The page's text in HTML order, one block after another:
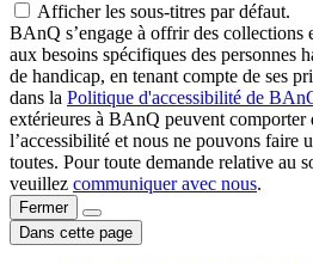
Afficher les sous-titres par défaut.
BAnQ s’engage à offrir des collections
aux besoins spécifiques des personnes
de handicap, en tenant compte de ses
dans la Politique d'accessibilité de
extérieures à BAnQ peuvent comporter
l’accessibilité et nous ne pouvons faire
toutes. Pour toute demande relative au
veuillez communiquer avec nous.
Fermer
Dans cette page